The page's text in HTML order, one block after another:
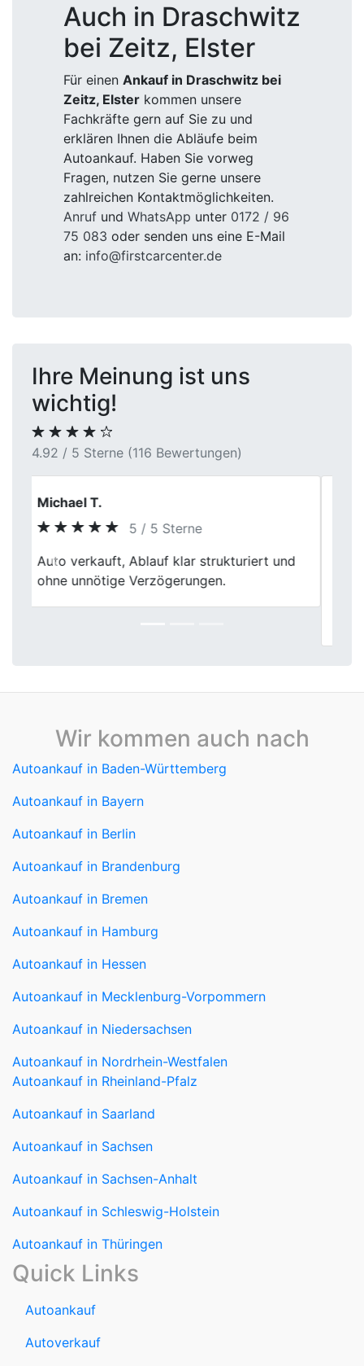
Auch in Draschwitz
bei Zeitz, Elster
Für einen Ankauf in Draschwitz bei
Zeitz, Elster kommen unsere
Fachkräfte gern auf Sie zu und
erklären Ihnen die Abläufe beim
Autoankauf. Haben Sie vorweg
Fragen, nutzen Sie gerne unsere
zahlreichen Kontaktmöglichkeiten.
Anruf und WhatsApp unter 0172 / 96
75 083 oder senden uns eine E-Mail
an: info@firstcarcenter.de
Ihre Meinung ist uns
wichtig!
4.92 / 5 Sterne (116 Bewertungen)
Markus L.
5 / 5 Sterne
Ich habe meinen Gebrauchtwagen dort
verkauft und war mit dem Ablauf sehr
Previous
Wir kommen auch nach
Autoankauf in Baden-Württemberg
Autoankauf in Bayern
Autoankauf in Berlin
Autoankauf in Brandenburg
Autoankauf in Bremen
Autoankauf in Hamburg
Autoankauf in Hessen
Autoankauf in Mecklenburg-Vorpommern
Autoankauf in Niedersachsen
Autoankauf in Nordrhein-Westfalen
Autoankauf in Rheinland-Pfalz
Autoankauf in Saarland
Autoankauf in Sachsen
Autoankauf in Sachsen-Anhalt
Autoankauf in Schleswig-Holstein
Autoankauf in Thüringen
Quick Links
Autoankauf
Autoverkauf